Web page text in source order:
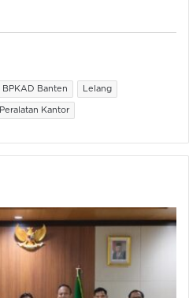
BPKAD Banten Lelang
Peralatan Kantor